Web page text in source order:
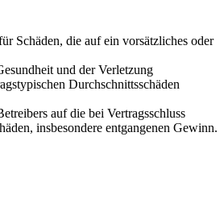
Schäden, die auf ein vorsätzliches oder
und der Verletzung
Durchschnittsschäden
auf die bei Vertragsschluss
insbesondere entgangenen Gewinn.